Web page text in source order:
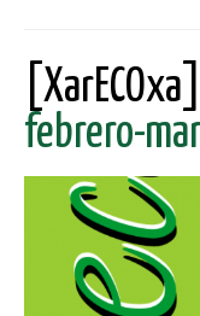
febrero-